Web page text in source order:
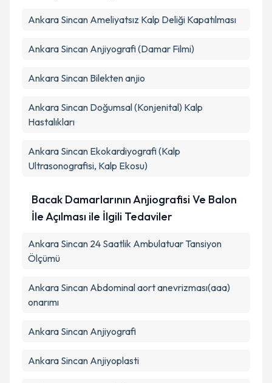
Ankara Sincan Ameliyatsız Kalp Deliği Kapatılması
Ankara Sincan Anjiyografi (Damar Filmi)
Ankara Sincan Bilekten anjio
Ankara Sincan Doğumsal (Konjenital) Kalp
Hastalıkları
Ankara Sincan Ekokardiyografi (Kalp
Ultrasonografisi, Kalp Ekosu)
Bacak Damarlarının Anjiografisi Ve Balon
İle Açılması ile İlgili Tedaviler
Ankara Sincan 24 Saatlik Ambulatuar Tansiyon
Ölçümü
Ankara Sincan Abdominal aort anevrizması(aaa)
onarımı
Ankara Sincan Anjiyografi
Ankara Sincan Anjiyoplasti